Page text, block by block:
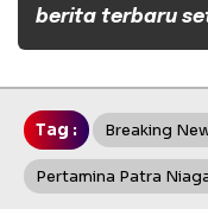
berita terbaru
Tag : Breaking
Pertamina Patra